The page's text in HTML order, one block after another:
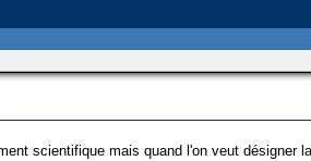
scientifique mais quand l'on veut